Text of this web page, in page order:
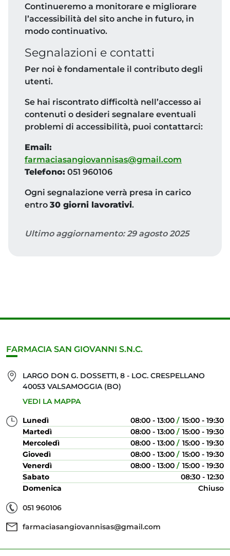
Continueremo a monitorare e migliorare
l’accessibilità del sito anche in futuro, in
modo continuativo.
Segnalazioni e contatti
Per noi è fondamentale il contributo degli
utenti.
Se hai riscontrato difficoltà nell’accesso ai
contenuti o desideri segnalare eventuali
problemi di accessibilità, puoi contattarci:
Email:
farmaciasangiovannisas@gmail.com
Telefono: 051 960106
Ogni segnalazione verrà presa in carico
entro 30 giorni lavorativi.
Ultimo aggiornamento: 29 agosto 2025
FARMACIA SAN GIOVANNI S.N.C.
LARGO DON G. DOSSETTI, 8 - LOC. CRESPELLANO
40053 VALSAMOGGIA (BO)
VEDI LA MAPPA
Lunedì 08:00 - 13:00
15:00 - 19:30
Martedì
08:00 - 13:00
15:00 - 19:30
Mercoledì
08:00 - 13:00
15:00 - 19:30
Giovedì
08:00 - 13:00
15:00 - 19:30
Venerdì
08:00 - 13:00
15:00 - 19:30
Sabato
08:30 - 12:30
Domenica
Chiuso
051 960106
farmaciasangiovannisas@gmail.com